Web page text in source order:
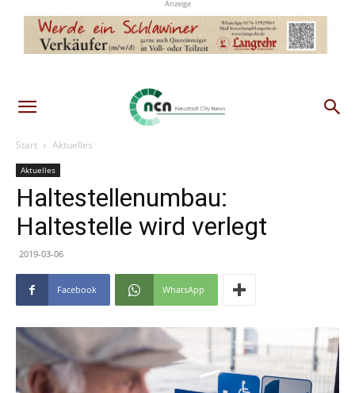
Anzeige
Start Aktuelles
Aktuelles
Haltestellenumbau:
Haltestelle wird verlegt
2019-03-06
Facebook WhatsApp